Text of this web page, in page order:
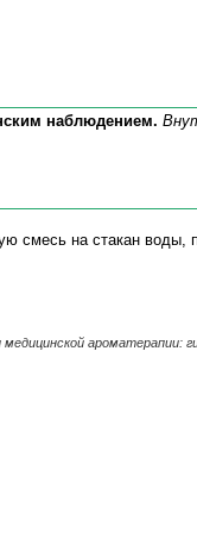
наблюдением.
смесь на стакан воды,
ароматерапии: